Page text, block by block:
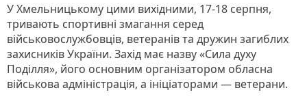
У Хмельницькому цими вихідними, 17-18 серпня,
тривають спортивні змагання серед
військовослужбовців, ветеранів та дружин загиблих
захисників України. Захід має назву «Сила духу
Поділля», його основним організатором обласна
військова адміністрація, а ініціаторами — ветерани.